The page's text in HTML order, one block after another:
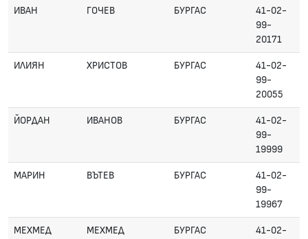
ИВАН ГОЧЕВ БУРГАС
41-02-
99-
20171
ИЛИЯН ХРИСТОВ БУРГАС
41-02-
99-
20055
ЙОРДАН ИВАНОВ БУРГАС
41-02-
99-
19999
МАРИН ВЪТЕВ БУРГАС
41-02-
99-
19967
МЕХМЕД МЕХМЕД БУРГАС
41-02-